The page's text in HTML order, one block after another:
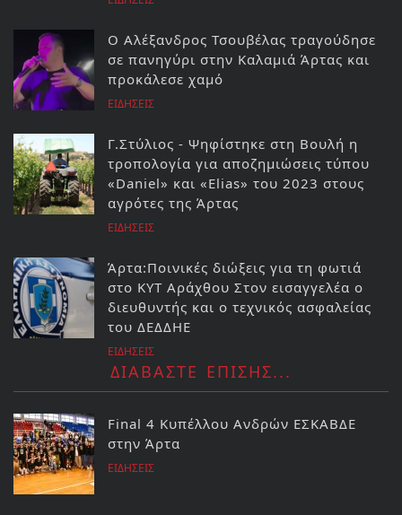
Ο Αλέξανδρος Τσουβέλας τραγούδησε
σε πανηγύρι στην Καλαμιά Άρτας και
προκάλεσε χαμό
ΕΙΔΗΣΕΙΣ
Γ.Στύλιος - Ψηφίστηκε στη Βουλή η
τροπολογία για αποζημιώσεις τύπου
«Daniel» και «Elias» του 2023 στους
αγρότες της Άρτας
ΕΙΔΗΣΕΙΣ
Άρτα:Ποινικές διώξεις για τη φωτιά
στο ΚΥΤ Αράχθου Στον εισαγγελέα ο
διευθυντής και ο τεχνικός ασφαλείας
του ΔΕΔΔΗΕ
ΕΙΔΗΣΕΙΣ
ΔΙΑΒΑΣΤΕ ΕΠΙΣΗΣ...
Final 4 Κυπέλλου Ανδρών ΕΣΚΑΒΔΕ
στην Άρτα
ΕΙΔΗΣΕΙΣ